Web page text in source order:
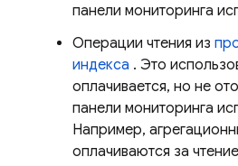
панели мониторинга
Операции чтения из
индекса . Это
оплачивается, но не
панели мониторинга
Например,
оплачиваются за